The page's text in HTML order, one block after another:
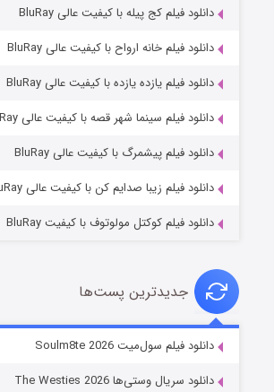
خاندان اژدها فصل ۳
دانلود فیلم کج‌ پیله با کیفیت عالی BluRay
دانلود فیلم خانه ارواح با کیفیت عالی BluRay
دانلود فیلم یازده یازده با کیفیت عالی BluRay
دانلود فیلم سینما شهر قصه با کیفیت عالی BluRay
دانلود فیلم پیشمرگ با کیفیت عالی BluRay
دانلود فیلم زیبا صدایم کن با کیفیت عالی BluRay
دانلود فیلم کوکتل مولوتوف با کیفیت BluRay
جدیدترین پست‌ها
دانلود فیلم سول‌میت Soulm8te 2026
دانلود سریال وستی‌ها The Westies 2026